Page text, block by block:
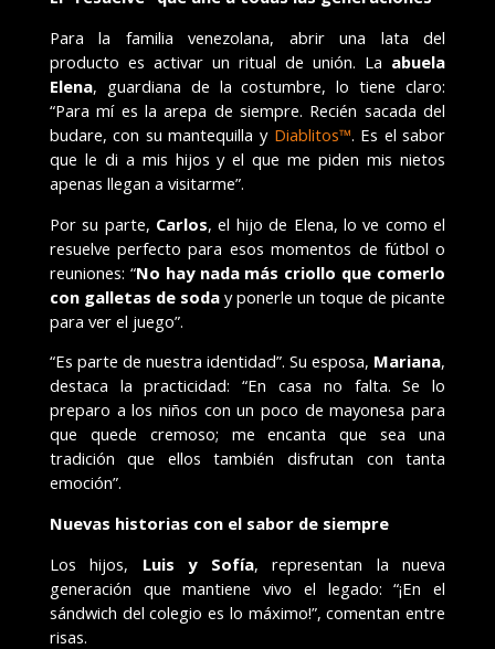
Para la familia venezolana, abrir una lata del
producto es activar un ritual de unión. La abuela
Elena, guardiana de la costumbre, lo tiene claro:
“Para mí es la arepa de siempre. Recién sacada del
budare, con su mantequilla y Diablitos™. Es el sabor
que le di a mis hijos y el que me piden mis nietos
apenas llegan a visitarme”.
Por su parte, Carlos, el hijo de Elena, lo ve como el
resuelve perfecto para esos momentos de fútbol o
reuniones: “No hay nada más criollo que comerlo
con galletas de soday ponerle un toque de picante
para ver el juego”.
“Es parte de nuestra identidad”. Su esposa, Mariana,
destaca la practicidad: “En casa no falta. Se lo
preparo a los niños con un poco de mayonesa para
que quede cremoso; me encanta que sea una
tradición que ellos también disfrutan con tanta
emoción”.
Nuevas historias con el sabor de siempre
Los hijos, Luis y Sofía, representan la nueva
generación que mantiene vivo el legado: “¡En el
sándwich del colegio es lo máximo!”, comentan entre
risas.